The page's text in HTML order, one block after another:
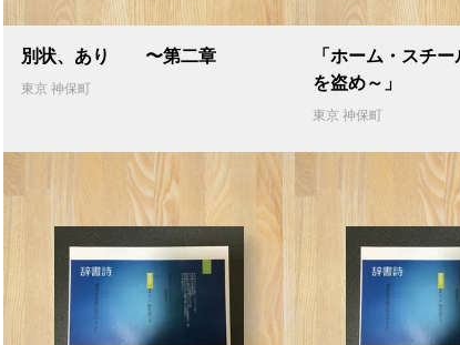
別状、あり 〜第二章
東京 神保町
「ホーム・スチ
を盗め～」
東京 神保町